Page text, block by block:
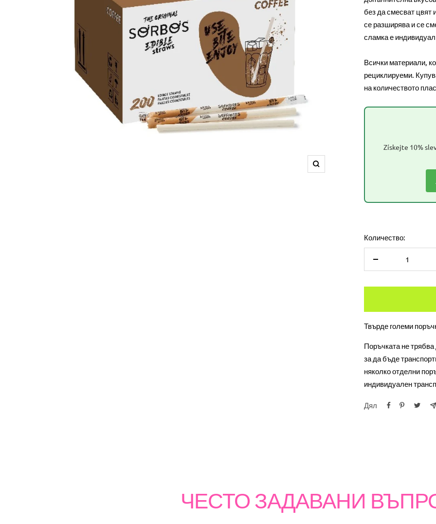
Увеличете
без да смесват цвят
се разширява и се
сламка е
Всички материали,
рециклируеми.
на количеството
Získejte 10%
Количество:
Намалете
Твърде големи
Поръчката не трябва
за да бъде
няколко отделни
индивидуален
Дял
ЧЕСТО ЗАДАВАНИ